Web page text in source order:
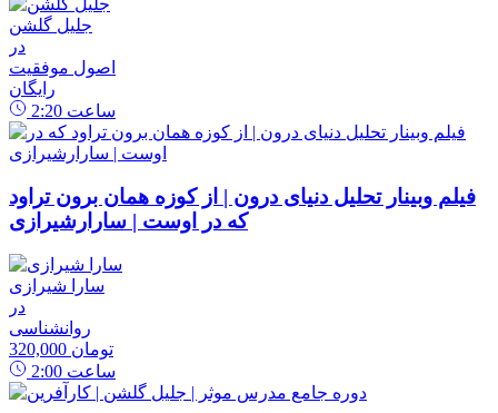
جلیل گلشن
در
اصول موفقیت
رایگان
2:20 ساعت
فیلم وبینار تحلیل دنیای درون | از کوزه همان برون تراود
که در اوست | سارارشیرازی
سارا شیرازی
در
روانشناسی
320,000 تومان
2:00 ساعت